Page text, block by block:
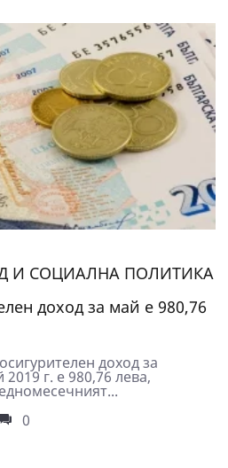
И СОЦИАЛНА ПОЛИТИКА
доход за май е 980,76
доход за
г. е 980,76 лева,
0